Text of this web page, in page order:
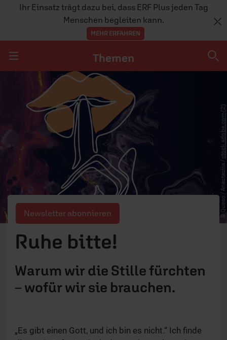
Ihr Einsatz trägt dazu bei, dass ERF Plus jeden Tag
Menschen begleiten kann.
MEHR ERFAHREN
Navigation überspringen
Themen
Themen
DOSSIERS
GLAUBE
MENSCHEN
GESELLSCHAFT
LEBEN
TEAM
© Queso / Anastasiia /
stock.adobe.com
(2)
Newsletter abonnieren
Ruhe bitte!
Warum wir die Stille fürchten
– wofür wir sie brauchen.
„Es gibt einen Gott, und ich bin es nicht.“ Ich finde